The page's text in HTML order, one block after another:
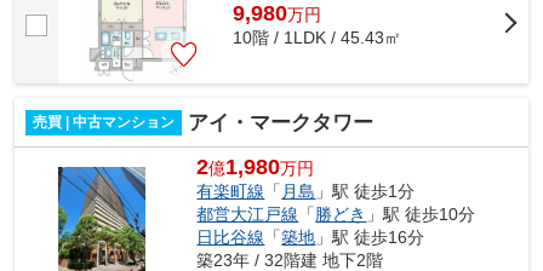
9,980万円
10階 / 1LDK / 45.43㎡
売買 | 中古マンション アイ・マークタワー
2億1,980万円
有楽町線 「 月島 」駅 徒歩1分
都営大江戸線 「 勝どき 」駅 徒歩10分
日比谷線 「築地 」駅 徒歩16分
築23年 / 32階建 地下2階